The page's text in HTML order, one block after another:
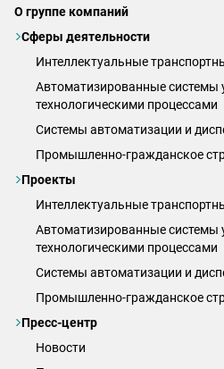
О группе компаний
Сферы деятельности
Интеллектуальные
Автоматизированные системы
технологическими процессами
Системы автоматизации и
Промышленно-гражданское
Проекты
Интеллектуальные
Автоматизированные системы
технологическими процессами
Системы автоматизации и
Промышленно-гражданское
Пресс-центр
Новости